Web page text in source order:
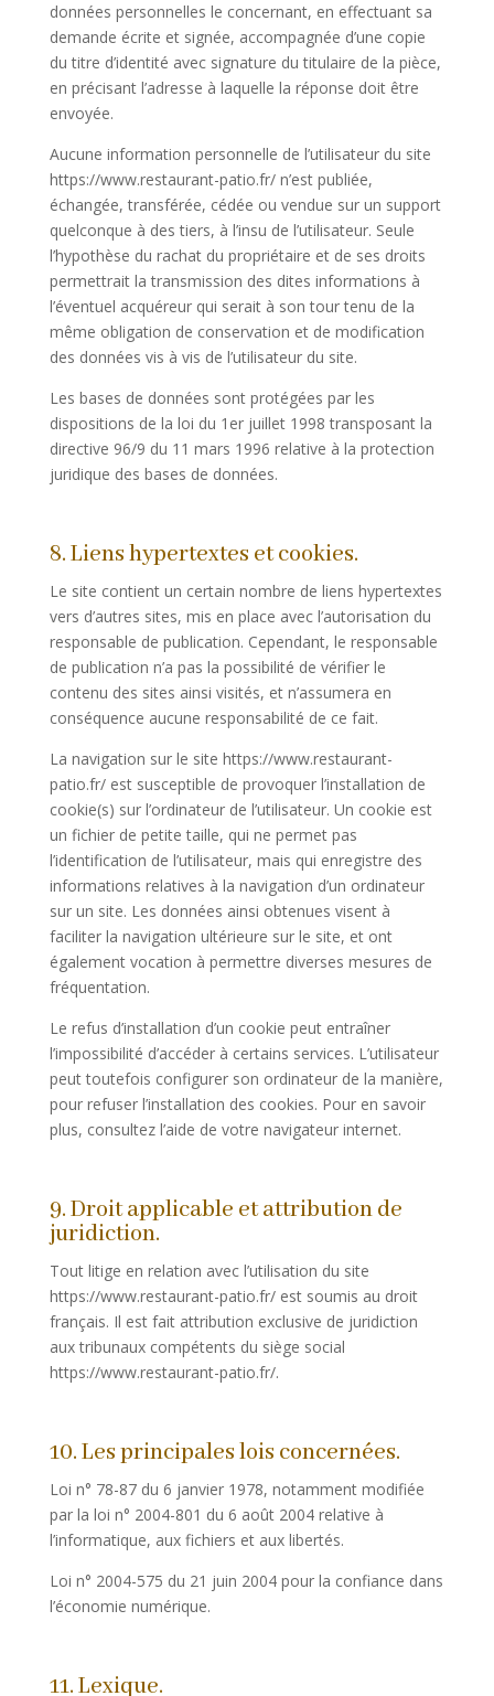
données personnelles le concernant, en effectuant sa
demande écrite et signée, accompagnée d’une copie
du titre d’identité avec signature du titulaire de la pièce,
en précisant l’adresse à laquelle la réponse doit être
envoyée.
Aucune information personnelle de l’utilisateur du site
https://www.restaurant-patio.fr/ n’est publiée,
échangée, transférée, cédée ou vendue sur un support
quelconque à des tiers, à l’insu de l’utilisateur. Seule
l’hypothèse du rachat du propriétaire et de ses droits
permettrait la transmission des dites informations à
l’éventuel acquéreur qui serait à son tour tenu de la
même obligation de conservation et de modification
des données vis à vis de l’utilisateur du site.
Les bases de données sont protégées par les
dispositions de la loi du 1er juillet 1998 transposant la
directive 96/9 du 11 mars 1996 relative à la protection
juridique des bases de données.
8. Liens hypertextes et cookies.
Le site contient un certain nombre de liens hypertextes
vers d’autres sites, mis en place avec l’autorisation du
responsable de publication. Cependant, le responsable
de publication n’a pas la possibilité de vérifier le
contenu des sites ainsi visités, et n’assumera en
conséquence aucune responsabilité de ce fait.
La navigation sur le site https://www.restaurant-
patio.fr/ est susceptible de provoquer l’installation de
cookie(s) sur l’ordinateur de l’utilisateur. Un cookie est
un fichier de petite taille, qui ne permet pas
l’identification de l’utilisateur, mais qui enregistre des
informations relatives à la navigation d’un ordinateur
sur un site. Les données ainsi obtenues visent à
faciliter la navigation ultérieure sur le site, et ont
également vocation à permettre diverses mesures de
fréquentation.
Le refus d’installation d’un cookie peut entraîner
l’impossibilité d’accéder à certains services. L’utilisateur
peut toutefois configurer son ordinateur de la manière,
pour refuser l’installation des cookies. Pour en savoir
plus, consultez l’aide de votre navigateur internet.
9. Droit applicable et attribution de
juridiction.
Tout litige en relation avec l’utilisation du site
https://www.restaurant-patio.fr/ est soumis au droit
français. Il est fait attribution exclusive de juridiction
aux tribunaux compétents du siège social
https://www.restaurant-patio.fr/.
10. Les principales lois concernées.
Loi n° 78-87 du 6 janvier 1978, notamment modifiée
par la loi n° 2004-801 du 6 août 2004 relative à
l’informatique, aux fichiers et aux libertés.
Loi n° 2004-575 du 21 juin 2004 pour la confiance dans
l’économie numérique.
11. Lexique.